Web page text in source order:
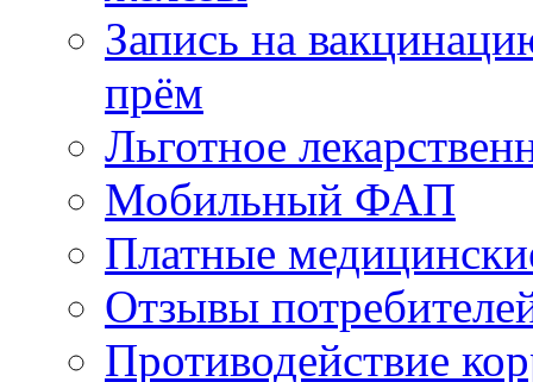
Запись на
прём
Льготное
Мобильный ФАП
Платные
Отзывы
Противодействие